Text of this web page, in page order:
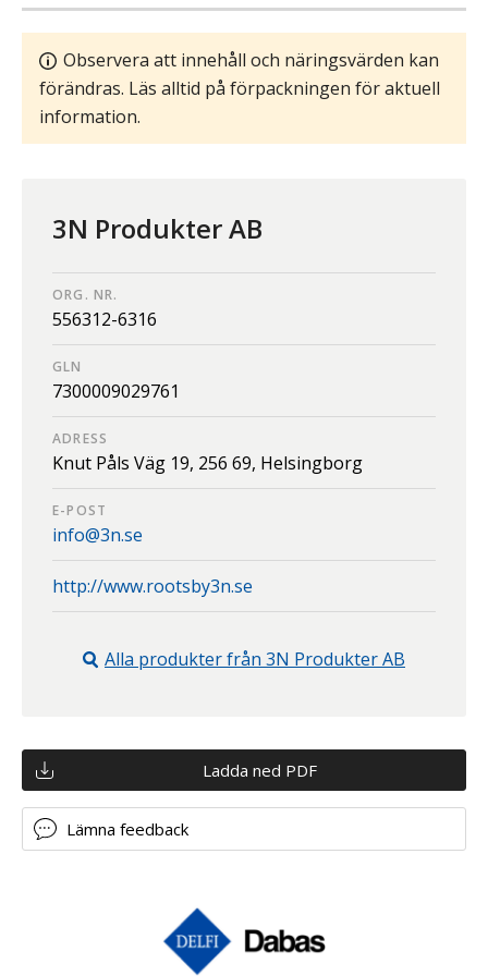
Observera att innehåll och näringsvärden kan
förändras. Läs alltid på förpackningen för aktuell
information.
3N Produkter AB
ORG. NR.
556312-6316
GLN
7300009029761
ADRESS
Knut Påls Väg 19, 256 69, Helsingborg
E-POST
info@3n.se
http://www.rootsby3n.se
Alla produkter från 3N Produkter AB
Ladda ned PDF
Lämna feedback